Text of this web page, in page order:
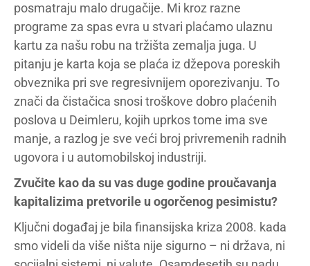
posmatraju malo drugačije. Mi kroz razne
programe za spas evra u stvari plaćamo ulaznu
kartu za našu robu na tržišta zemalja juga. U
pitanju je karta koja se plaća iz džepova poreskih
obveznika pri sve regresivnijem oporezivanju. To
znači da čistačica snosi troškove dobro plaćenih
poslova u Deimleru, kojih uprkos tome ima sve
manje, a razlog je sve veći broj privremenih radnih
ugovora i u automobilskoj industriji.
Zvučite kao da su vas duge godine proučavanja
kapitalizima pretvorile u ogorčenog pesimistu?
Ključni događaj je bila finansijska kriza 2008. kada
smo videli da više ništa nije sigurno – ni država, ni